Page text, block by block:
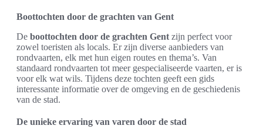
Boottochten door de grachten van Gent
De boottochten door de grachten Gent zijn perfect voor
zowel toeristen als locals. Er zijn diverse aanbieders van
rondvaarten, elk met hun eigen routes en thema’s. Van
standaard rondvaarten tot meer gespecialiseerde vaarten, er is
voor elk wat wils. Tijdens deze tochten geeft een gids
interessante informatie over de omgeving en de geschiedenis
van de stad.
De unieke ervaring van varen door de stad